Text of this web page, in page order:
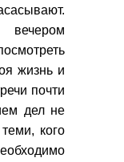
вечером
жизнь и
почти
дел не
кого